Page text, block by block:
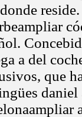
a del
que
daniel